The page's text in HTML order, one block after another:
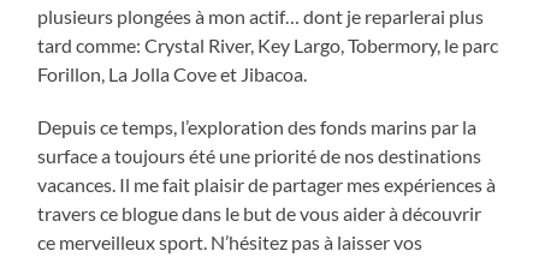
plusieurs plongées à mon actif… dont je reparlerai plus
tard comme: Crystal River, Key Largo, Tobermory, le parc
Forillon, La Jolla Cove et Jibacoa.
Depuis ce temps, l’exploration des fonds marins par la
surface a toujours été une priorité de nos destinations
vacances. Il me fait plaisir de partager mes expériences à
travers ce blogue dans le but de vous aider à découvrir
ce merveilleux sport. N’hésitez pas à laisser vos